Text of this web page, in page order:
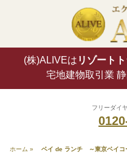
(株)ALIVEは リゾート
宅地建物取引業
フリーダイ
ホーム » ベイ de ランチ ～東京ベイコ